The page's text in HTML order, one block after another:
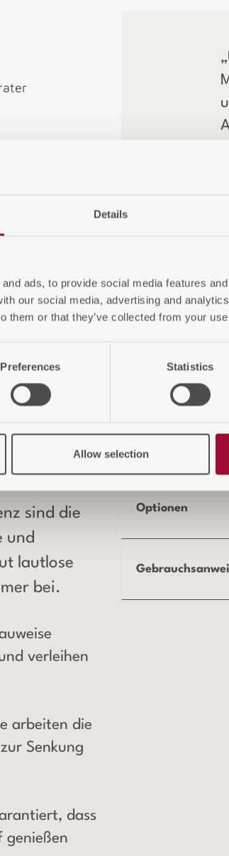
Details
ads, to provide social media features
our social media, advertising and
them or that they’ve collected from your
Preferences Statistics
Allow selection
sind die
und
lautlose
bei.
verleihen
arbeiten die
Senkung
dass
genießen
Optionen